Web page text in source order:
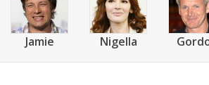
Jamie Nigella